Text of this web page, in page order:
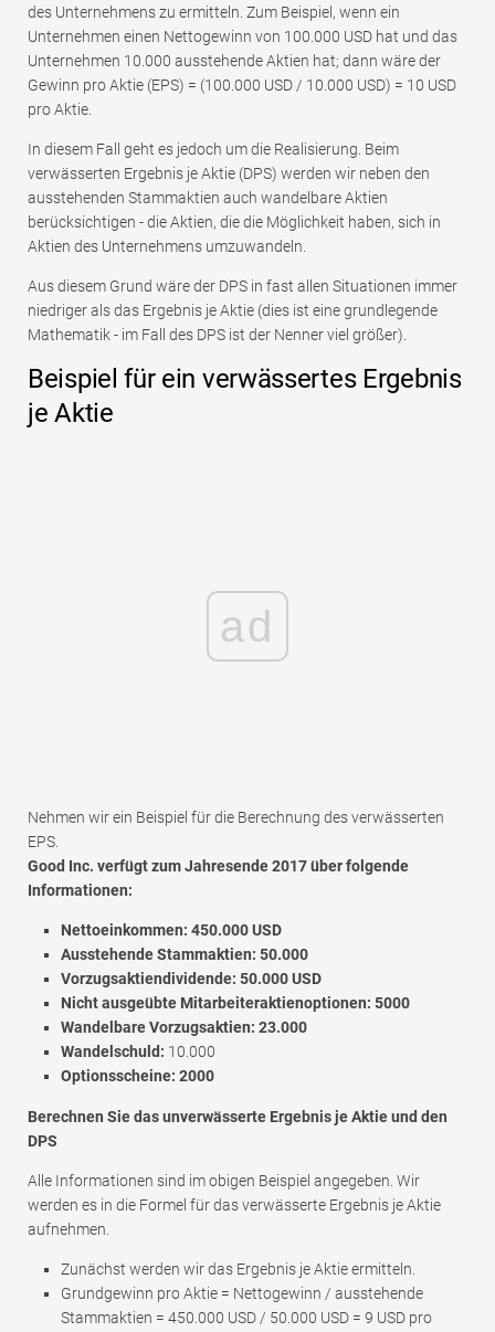
des Unternehmens zu ermitteln. Zum Beispiel, wenn ein
Unternehmen einen Nettogewinn von 100.000 USD hat und das
Unternehmen 10.000 ausstehende Aktien hat; dann wäre der
Gewinn pro Aktie (EPS) = (100.000 USD / 10.000 USD) = 10 USD
pro Aktie.
In diesem Fall geht es jedoch um die Realisierung. Beim
verwässerten Ergebnis je Aktie (DPS) werden wir neben den
ausstehenden Stammaktien auch wandelbare Aktien
berücksichtigen - die Aktien, die die Möglichkeit haben, sich in
Aktien des Unternehmens umzuwandeln.
Aus diesem Grund wäre der DPS in fast allen Situationen immer
niedriger als das Ergebnis je Aktie (dies ist eine grundlegende
Mathematik - im Fall des DPS ist der Nenner viel größer).
Beispiel für ein verwässertes Ergebnis
je Aktie
ad
Nehmen wir ein Beispiel für die Berechnung des verwässerten
EPS.
Good Inc. verfügt zum Jahresende 2017 über folgende
Informationen:
Nettoeinkommen: 450.000 USD
Ausstehende Stammaktien: 50.000
Vorzugsaktiendividende: 50.000 USD
Nicht ausgeübte Mitarbeiteraktienoptionen: 5000
Wandelbare Vorzugsaktien: 23.000
Wandelschuld: 10.000
Optionsscheine: 2000
Berechnen Sie das unverwässerte Ergebnis je Aktie und den
DPS
Alle Informationen sind im obigen Beispiel angegeben. Wir
werden es in die Formel für das verwässerte Ergebnis je Aktie
aufnehmen.
Zunächst werden wir das Ergebnis je Aktie ermitteln.
Grundgewinn pro Aktie = Nettogewinn / ausstehende
Stammaktien = 450.000 USD / 50.000 USD = 9 USD pro